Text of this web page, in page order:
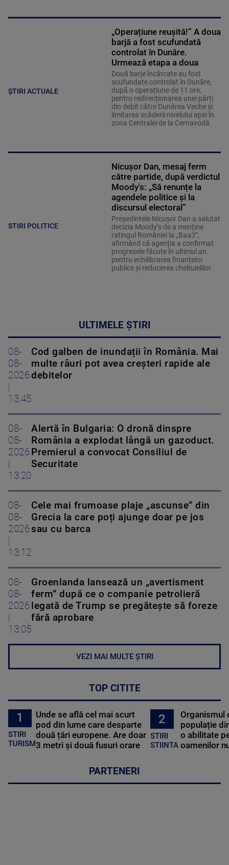
ȘTIRI ACTUALE
„Operațiune reușită!” A doua
barjă a fost scufundată
controlat în Dunăre.
Urmează etapa a doua
Două barje încărcate au fost
scufundate controlat în Dunăre,
după o operațiune de 11 ore,
pentru redirecționarea unei părți
din debit către Dunărea Veche și
limitarea scăderii nivelului apei în
zona Centralei de la Cernavodă.
STIRI POLITICE
Nicușor Dan, mesaj ferm
către partide, după verdictul
Moody's: „Să renunțe la
agendele politice şi la
discursul electoral”
Președintele Nicușor Dan a salutat
decizia Moody’s de a menține
ratingul României la „Baa3”,
afirmând că agenția a confirmat
progresele făcute în ultimul an
pentru echilibrarea finanțelor
publice și reducerea cheltuielilor.
ULTIMELE ȘTIRI
08-
08-
2026
13:45
Cod galben de inundații în România. Mai
multe râuri pot avea creșteri rapide ale
debitelor
08-
08-
2026
13:20
Alertă în Bulgaria: O dronă dinspre
România a explodat lângă un gazoduct.
Premierul a convocat Consiliul de
Securitate
08-
08-
2026
13:12
Cele mai frumoase plaje „ascunse” din
Grecia la care poți ajunge doar pe jos
sau cu barca
08-
08-
2026
13:05
Groenlanda lansează un „avertisment
ferm” după ce o companie petrolieră
legată de Trump se pregătește să foreze
fără aprobare
VEZI MAI MULTE ȘTIRI
TOP CITITE
1
STIRI
TURISM
Unde se află cel mai scurt
pod din lume care desparte
două țări europene. Are doar
3 metri și două fusuri orare
2
STIRI
STIINTA
Organismul
populație
o abilitate
oamenilor
PARTENERI